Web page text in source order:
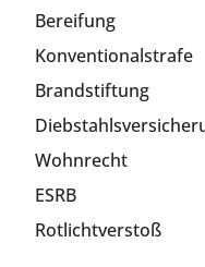
Bereifung
Konventionalstrafe
Brandstiftung
Wohnrecht
ESRB
Rotlichtverstoß